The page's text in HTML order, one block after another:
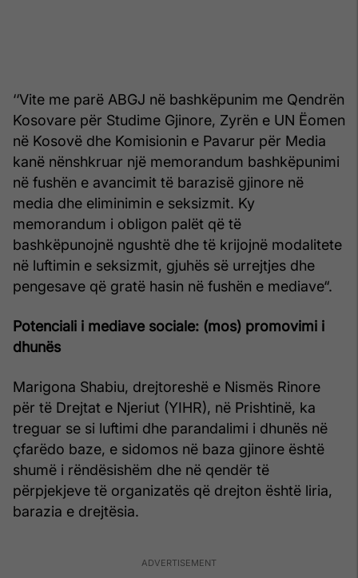
‘‘Vite me parë ABGJ në bashkëpunim me Qendrën
Kosovare për Studime Gjinore, Zyrën e UN Ëomen
në Kosovë dhe Komisionin e Pavarur për Media
kanë nënshkruar një memorandum bashkëpunimi
në fushën e avancimit të barazisë gjinore në
media dhe eliminimin e seksizmit. Ky
memorandum i obligon palët që të
bashkëpunojnë ngushtë dhe të krijojnë modalitete
në luftimin e seksizmit, gjuhës së urrejtjes dhe
pengesave që gratë hasin në fushën e mediave“.
Potenciali i mediave sociale: (mos) promovimi i
dhunës
Marigona Shabiu, drejtoreshë e Nismës Rinore
për të Drejtat e Njeriut (YIHR), në Prishtinë, ka
treguar se si luftimi dhe parandalimi i dhunës në
çfarëdo baze, e sidomos në baza gjinore është
shumë i rëndësishëm dhe në qendër të
përpjekjeve të organizatës që drejton është liria,
barazia e drejtësia.